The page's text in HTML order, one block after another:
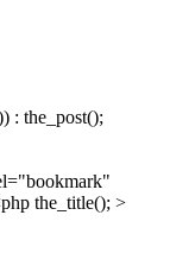
: the_post();
the_title(); >